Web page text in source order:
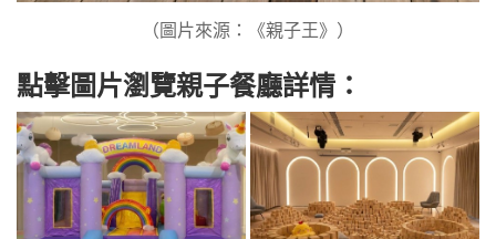
（圖片來源：《親子王》）
點擊圖片瀏覽親子餐廳詳情：